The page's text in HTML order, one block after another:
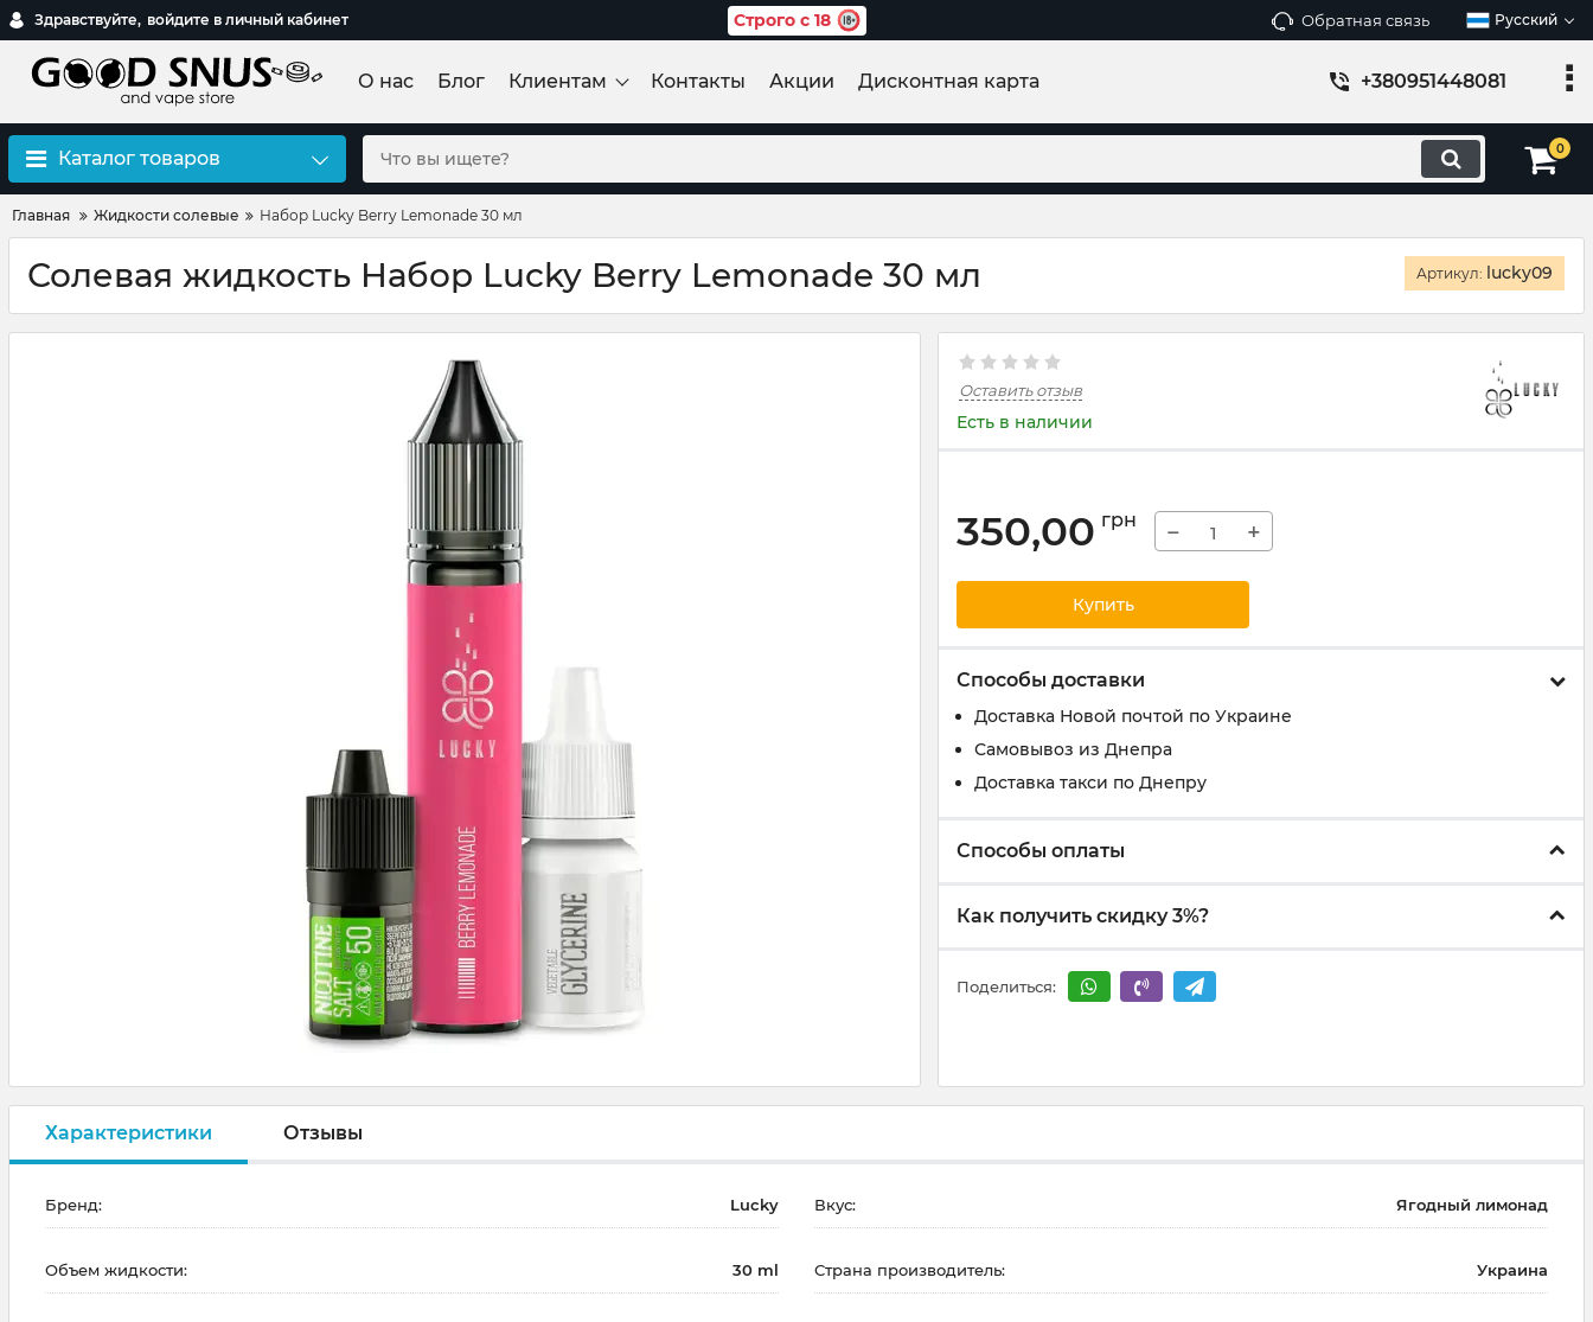
Здравствуйте, войдите в личный кабинет Строго с 18 Обратная связь Русский
О нас Блог Клиентам Контакты Акции Дисконтная карта +380951448081
Каталог товаров 0
Главная Жидкости солевые Набор Lucky Berry Lemonade 30 мл
Солевая жидкость Набор Lucky Berry Lemonade 30 мл Артикул: lucky09
Оставить отзыв
Есть в наличии
350,00 грн − +
Купить
Способы доставки
Доставка Новой почтой по Украине
Самовывоз из Днепра
Доставка такси по Днепру
Способы оплаты
Как получить скидку 3%?
Поделиться:
Характеристики Отзывы
Бренд: Lucky Вкус: Ягодный лимонад
Объем жидкости: 30 ml Страна производитель: Украина